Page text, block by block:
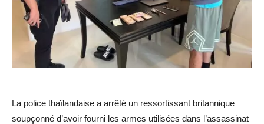
La police thaïlandaise a arrêté un ressortissant britannique
soupçonné d’avoir fourni les armes utilisées dans l’assassinat